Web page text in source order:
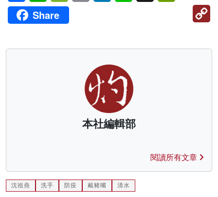
Share
本社編輯部
閱讀所有文章
沈祖堯 洗手 防疫 戴豬嘴 清水